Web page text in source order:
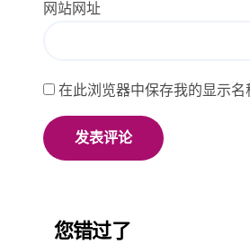
网站网址
在此浏览器中保存我的显示名
您错过了